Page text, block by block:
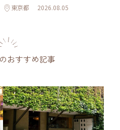
東京都 2026.08.05
のおすすめ記事